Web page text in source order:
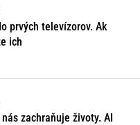
prvých televízorov. Ak
ich
zachraňuje životy. AI